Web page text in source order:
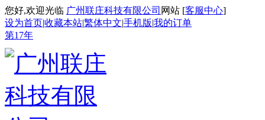
您好,欢迎光临 广州联庄科技有限公司 网站 [客服中心]
设为首页|收藏本站|繁体中文|手机版|我的订单
第17年